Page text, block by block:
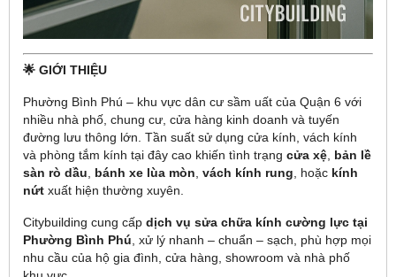
🌟 GIỚI THIỆU
Phường Bình Phú – khu vực dân cư sầm uất của Quận 6 với
nhiều nhà phố, chung cư, cửa hàng kinh doanh và tuyến
đường lưu thông lớn. Tần suất sử dụng cửa kính, vách kính
và phòng tắm kính tại đây cao khiến tình trạng cửa xệ bản lề
sàn rò dầu
bánh xe lùa mòn vách kính rung , hoặc kính
nứt xuất hiện thường xuyên.
Citybuilding cung cấp dịch vụ sửa chữa kính cường lực tại
Phường Bình Phú , xử lý nhanh – chuẩn – sạch, phù hợp mọi
nhu cầu của hộ gia đình, cửa hàng, showroom và nhà phố